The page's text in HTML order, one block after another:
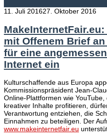
11. Juli 201627. Oktober 2016
mit Offenem Brief
für eine
Internet ein
Kulturschaffende aus Europa
Kommissionspräsident Jean-
Online-Plattformen wie
kreativer Inhalte profitieren,
Verantwortung entziehen, die
Einnahmen zu beteiligen. Der
www.makeinternetfair.eu